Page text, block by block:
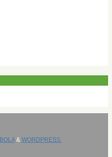
& WORDPRESS.